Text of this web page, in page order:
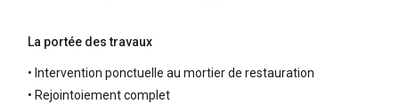
La portée des travaux
• Intervention ponctuelle au mortier de restauration
• Rejointoiement complet